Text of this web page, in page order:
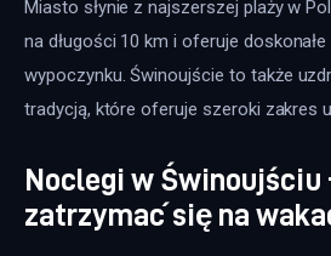
Miasto słynie z najszerszej plaży w
na długości 10 km i oferuje
wypoczynku. Świnoujście to także
tradycją, które oferuje szeroki zakres
Noclegi w Świnoujściu
zatrzymać się na